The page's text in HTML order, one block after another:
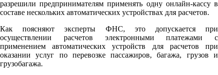
разрешили предпринимателям применять одну онлайн-кассу в
составе нескольких автоматических устройствах для расчетов.
Какпоясняют эксперты ФНС, это допускается при
осуществлении расчетов электронными платежами с
применением автоматических устройств для расчетов при
оказании услуг по перевозке пассажиров, багажа, грузов и
грузобагажа.